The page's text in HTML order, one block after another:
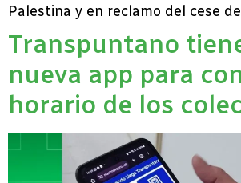
Palestina y en reclamo del cese
Transpuntano
nueva app para
horario de los